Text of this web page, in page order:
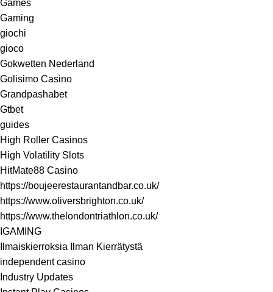
Games
Gaming
giochi
gioco
Gokwetten Nederland
Golisimo Casino
Grandpashabet
Gtbet
guides
High Roller Casinos
High Volatility Slots
HitMate88 Casino
https://boujeerestaurantandbar.co.uk/
https://www.oliversbrighton.co.uk/
https://www.thelondontriathlon.co.uk/
IGAMING
Ilmaiskierroksia Ilman Kierrätystä
independent casino
Industry Updates